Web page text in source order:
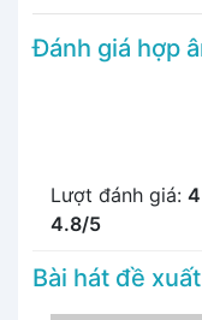
Đánh giá hợp
Lượt đánh giá: 4
4.8/5
Bài hát đề xuất